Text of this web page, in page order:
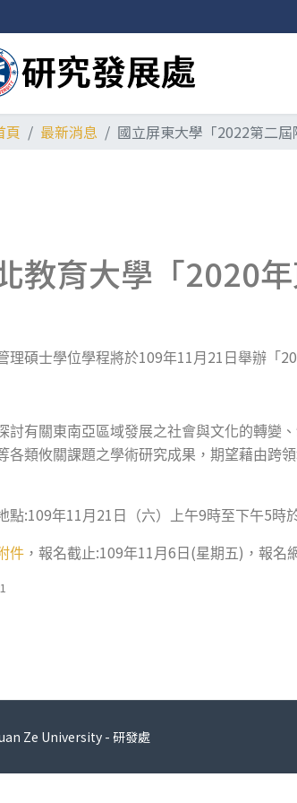
頁 最新消息 國立屏東大學「2022第二屆
教育大學「2020
理碩士學位學程將於109年11 月 21 日舉辦「
討有關東南亞區域發展之社會與文化的轉變
各類攸關課題之學術研究成果，期望藉由跨
點:109年11 月 21 日（六）上午9時至下午5時
件 ，報名截止:109年11 月 6 日 (星期五) ，報名
Ze University - 研發處